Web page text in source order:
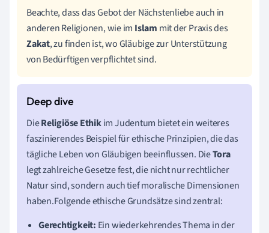
Beachte, dass das Gebot der Nächstenliebe auch in
anderen Religionen, wie im Islam mit der Praxis des
Zakat, zu finden ist, wo Gläubige zur Unterstützung
von Bedürftigen verpflichtet sind.
DieReligiöse Ethikim Judentum bietet ein weiteres
faszinierendes Beispiel für ethische Prinzipien, die das
tägliche Leben von Gläubigen beeinflussen. DieTora
legt zahlreiche Gesetze fest, die nicht nur rechtlicher
Natur sind, sondern auch tief moralische Dimensionen
haben.Folgende ethische Grundsätze sind zentral:
Gerechtigkeit: Ein wiederkehrendes Thema in der